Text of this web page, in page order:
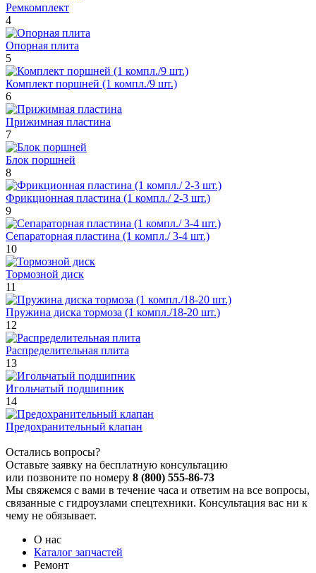
Ремкомплект
4
Опорная плита
5
Комплект поршней (1 компл./9 шт.)
6
Прижимная пластина
7
Блок поршней
8
Фрикционная пластина (1 компл./ 2-3 шт.)
9
Сепараторная пластина (1 компл./ 3-4 шт.)
10
Тормозной диск
11
Пружина диска тормоза (1 компл./18-20 шт.)
12
Распределительная плита
13
Игольчатый подшипник
14
Предохранительный клапан
Остались вопросы?
Оставьте заявку на бесплатную консультацию
или позвоните по номеру 8 (800) 555-86-73
Мы свяжемся с вами в течение часа и ответим на все вопросы,
связанные с гидроузлами спецтехники. Консультация вас ни к
чему не обязывает.
О нас
Каталог запчастей
Ремонт